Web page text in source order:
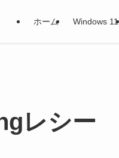
ホーム Windows 11
レシー